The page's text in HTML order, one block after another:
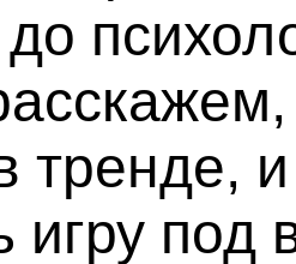
до
тренде,
игру